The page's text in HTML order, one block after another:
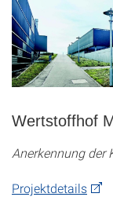
Wertstoffhof
Anerkennung der
Projektdetails